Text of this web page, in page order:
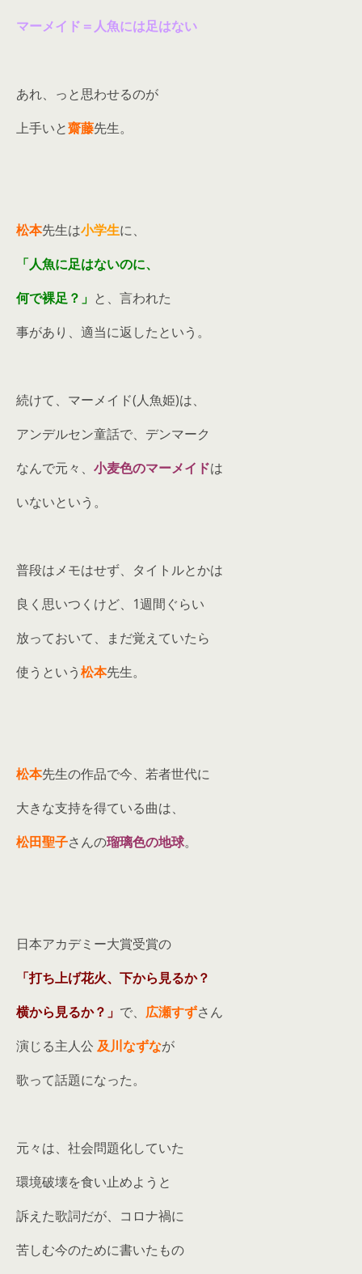
マーメイド＝人魚には足はない
あれ、っと思わせるのが
上手いと齋藤先生。
松本先生は小学生に、
「人魚に足はないのに、
何で裸足？」 と、言われた
事があり、適当に返したという。
続けて、マーメイド(人魚姫)は、
アンデルセン童話で、デンマーク
なんで元々、 小麦色のマーメイドは
いないという。
普段はメモはせず、タイトルとかは
良く思いつくけど、1週間ぐらい
放っておいて、まだ覚えていたら
使うという松本先生。
松本先生の作品で今、若者世代に
大きな支持を得ている曲は、
松田聖子さんの瑠璃色の地球。
日本アカデミー大賞受賞の
「打ち上げ花火、下から見るか？
横から見るか？」 で、 広瀬すずさん
演じる主人公 及川なずなが
歌って話題になった。
元々は、社会問題化していた
環境破壊を食い止めようと
訴えた歌詞だが、コロナ禍に
苦しむ今のために書いたもの